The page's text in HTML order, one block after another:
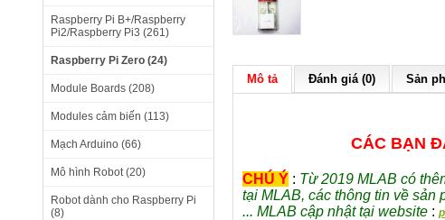
Raspberry Pi B+/Raspberry
Pi2/Raspberry Pi3 (261)
Raspberry Pi Zero (24)
Module Boards (208)
Modules cảm biến (113)
Mạch Arduino (66)
Mô hình Robot (20)
Robot dành cho Raspberry Pi
(8)
Mô tả Đánh giá (0) Sản
CÁC BẠN
CHÚ Ý : Từ 2019 MLAB có
tại MLAB, các thông tin về sản
... MLAB cập nhật tại website :